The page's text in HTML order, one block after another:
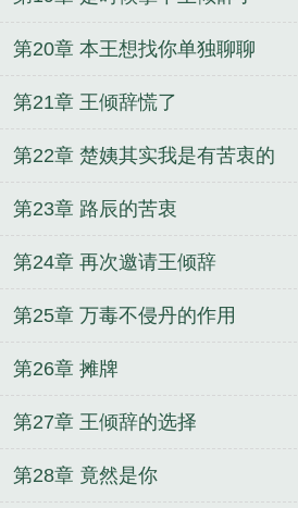
第20章 本王想找你单独聊聊
第21章 王倾辞慌了
第22章 楚姨其实我是有苦衷的
第23章 路辰的苦衷
第24章 再次邀请王倾辞
第25章 万毒不侵丹的作用
第26章 摊牌
第27章 王倾辞的选择
第28章 竟然是你